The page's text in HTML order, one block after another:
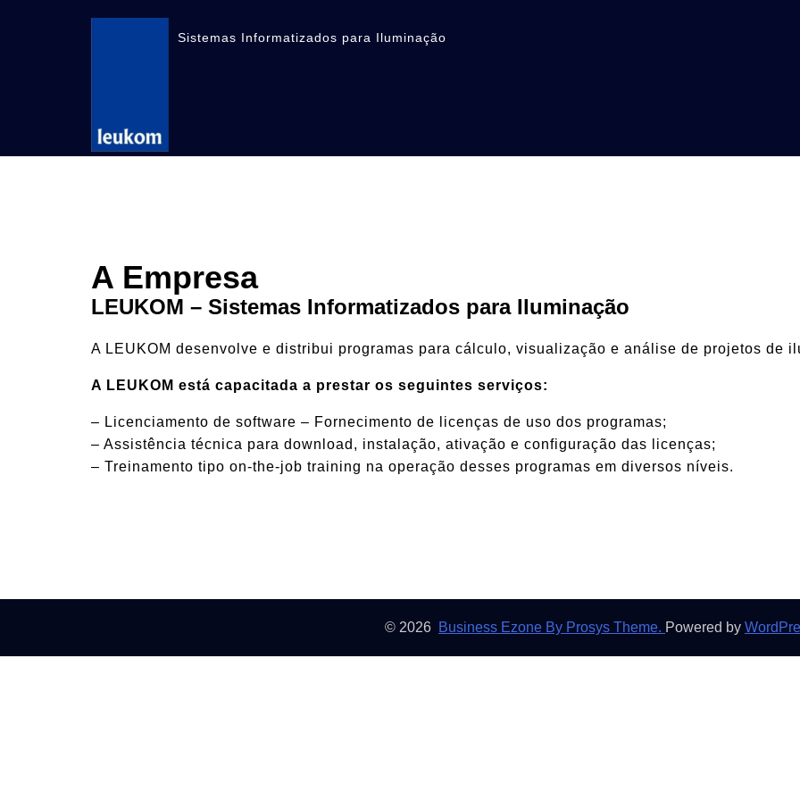
Sistemas Informatizados para Iluminação
A Empresa
LEUKOM – Sistemas Informatizados para Iluminação
A LEUKOM desenvolve e distribui programas para cálculo, visualização e análise de projetos de
A LEUKOM está capacitada a prestar os seguintes serviços:
– Licenciamento de software – Fornecimento de licenças de uso dos programas;
– Assistência técnica para download, instalação, ativação e configuração das licenças;
– Treinamento tipo on-the-job training na operação desses programas em diversos níveis.
© 2026 Business Ezone By Prosys Theme. Powered by